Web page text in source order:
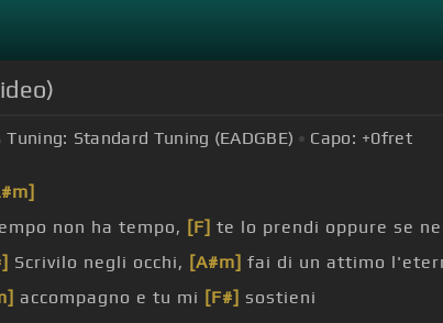
Tuning: Standard Tuning (EADGBE) Capo: +0fret
non ha tempo, [F] te lo prendi oppure se
Scrivilo negli occhi, [A#m] fai di un attimo
accompagno e tu mi [F#] sostieni